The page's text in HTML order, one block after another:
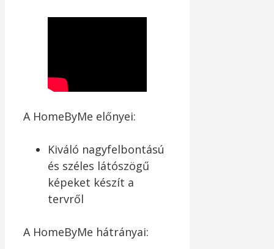
A HomeByMe előnyei:
Kiváló nagyfelbontású
és széles látószögű
képeket készít a
tervről
A HomeByMe hátrányai: